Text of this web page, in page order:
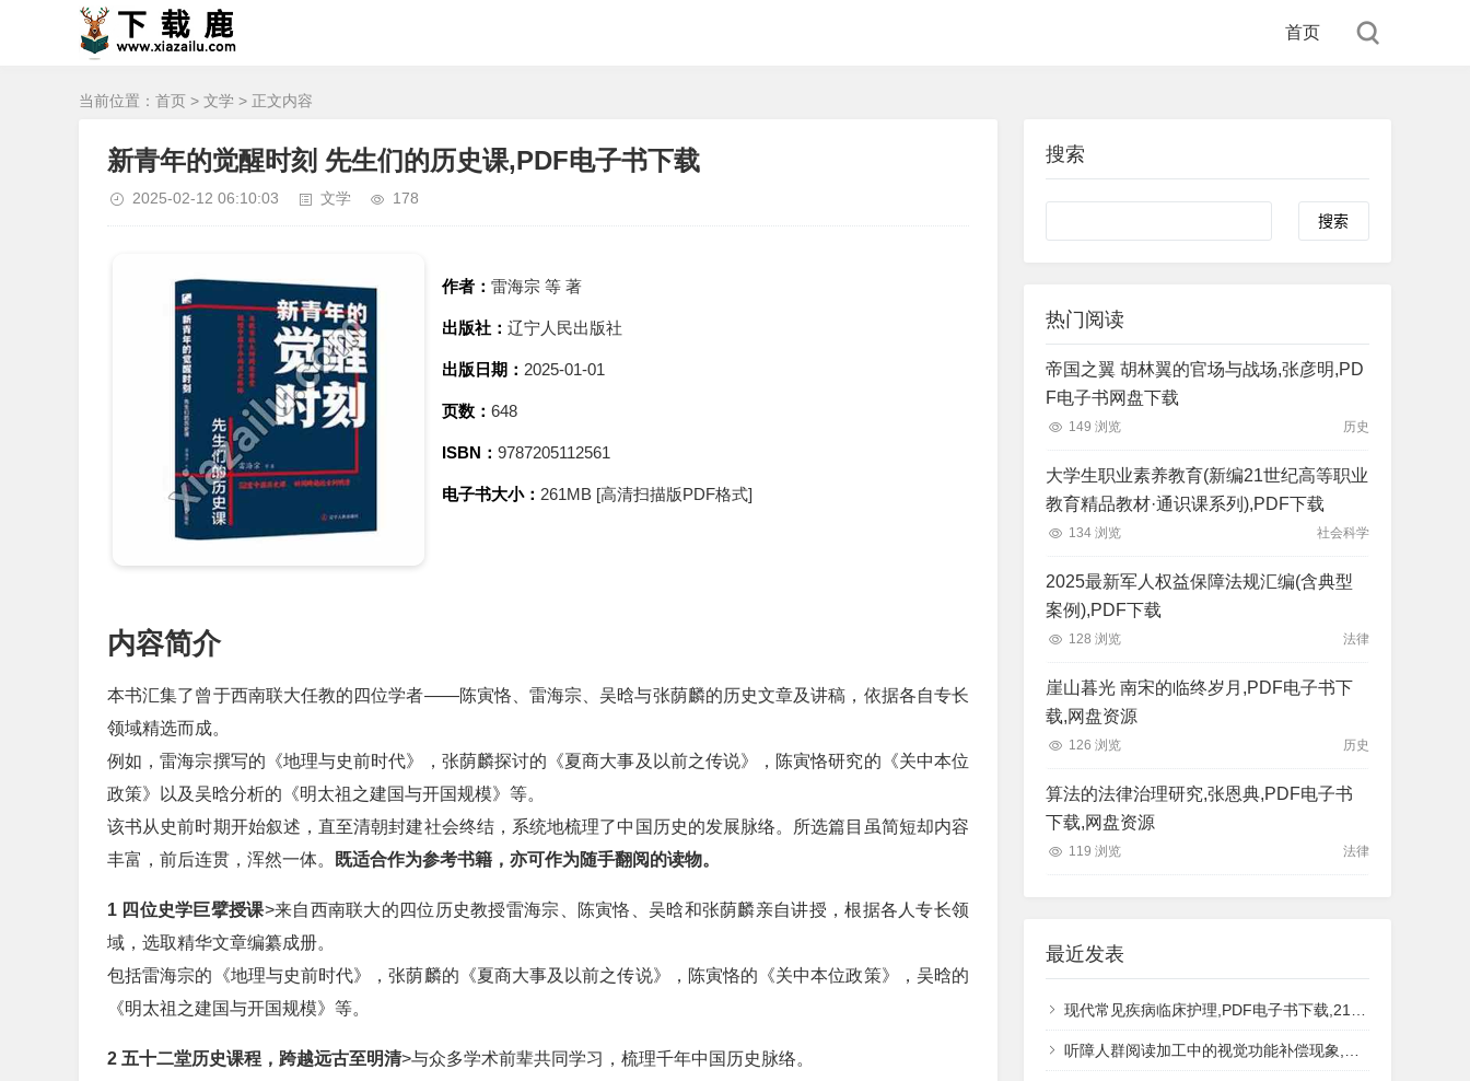
首页
当前位置： 首页 > 文学 > 正文内容
新青年的觉醒时刻 先生们的历史课,PDF电子书下载
2025-02-12 06:10:03 文学 178
作者： 雷海宗 等 著
出版社： 辽宁人民出版社
出版日期： 2025-01-01
页数： 648
ISBN： 9787205112561
电子书大小： 261MB [高清扫描版PDF格式]
内容简介
本书汇集了曾于西南联大任教的四位学者——陈寅恪、雷海宗、吴晗与张荫麟的历史文章及讲稿，依据各自专长
领域精选而成。
例如，雷海宗撰写的《地理与史前时代》，张荫麟探讨的《夏商大事及以前之传说》，陈寅恪研究的《关中本位
政策》以及吴晗分析的《明太祖之建国与开国规模》等。
该书从史前时期开始叙述，直至清朝封建社会终结，系统地梳理了中国历史的发展脉络。所选篇目虽简短却内容
丰富，前后连贯，浑然一体。
既适合作为参考书籍，亦可作为随手翻阅的读物。
1 四位史学巨擘授课>来自西南联大的四位历史教授雷海宗、陈寅恪、吴晗和张荫麟亲自讲授，根据各人专长领
域，选取精华文章编纂成册。
包括雷海宗的《地理与史前时代》，张荫麟的《夏商大事及以前之传说》，陈寅恪的《关中本位政策》，吴晗的
《明太祖之建国与开国规模》等。
2 五十二堂历史课程，跨越远古至明清>与众多学术前辈共同学习，梳理千年中国历史脉络。
搜索
Search
热门阅读
帝国之翼 胡林翼的官场与战场,张彦明,PD
F电子书网盘下载
149 浏览 历史
大学生职业素养教育(新编21世纪高等职业
教育精品教材·通识课系列),PDF下载
134 浏览 社会科学
2025最新军人权益保障法规汇编(含典型
案例),PDF下载
128 浏览 法律
崖山暮光 南宋的临终岁月,PDF电子书下
载,网盘资源
126 浏览 历史
算法的法律治理研究,张恩典,PDF电子书
下载,网盘资源
119 浏览 法律
最近发表
现代常见疾病临床护理,PDF电子书下载,217MB,网盘资源
听障人群阅读加工中的视觉功能补偿现象,秦钊,PDF电子书下载,网盘资源